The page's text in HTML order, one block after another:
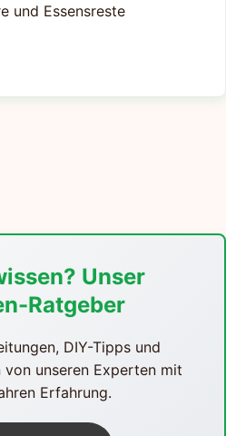
und Essensreste
Unser
Ratgeber
DIY-Tipps und
von unseren Experten mit
Erfahrung.